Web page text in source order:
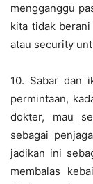
mengganggu
kita tidak
atau security
10. Sabar dan
permintaan,
dokter, mau
sebagai
jadikan ini
membalas